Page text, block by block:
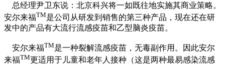
总经理尹卫东说：北京科兴将一如既往地实施其商业策略。
安尔来福TM是公司从研发到销售的第三种产品，现在还在研
发中的产品有大流行流感疫苗和乙型脑炎疫苗。
安尔来福TM是一种裂解流感疫苗，无毒副作用。因此安尔
来福TM 更适用于儿童和老年人接种（这是两种最易感染流感